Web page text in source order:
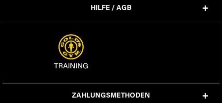
HILFE / AGB
ZAHLUNGSMETHODEN